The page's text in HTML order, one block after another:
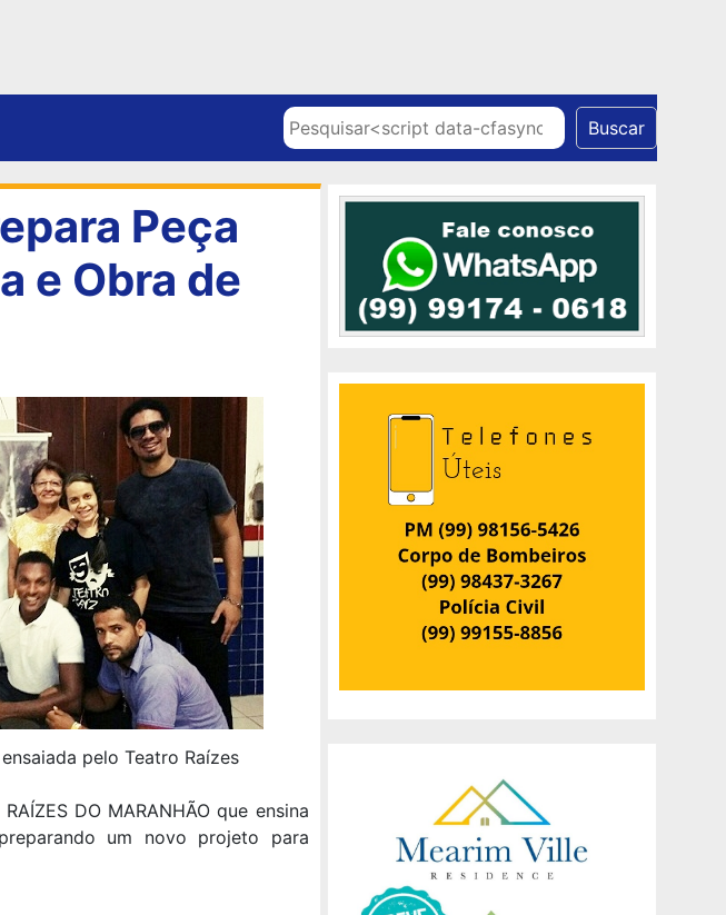
Pesquisar Buscar
Peça
e Obra de
pelo Teatro Raízes
DO MARANHÃO que ensina
um novo projeto para